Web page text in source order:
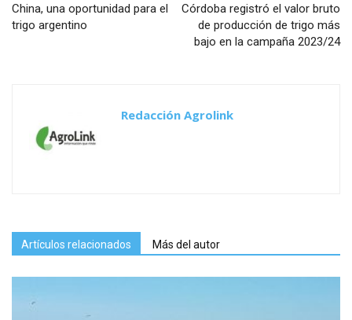
China, una oportunidad para el
trigo argentino
Córdoba registró el valor bruto
de producción de trigo más
bajo en la campaña 2023/24
Redacción Agrolink
Artículos relacionados Más del autor